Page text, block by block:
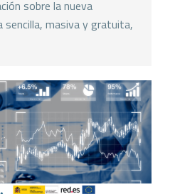
sobre la nueva
masiva y gratuita,